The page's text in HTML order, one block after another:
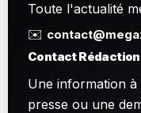
Toute l'actualité
✉️
Contact Rédaction
Une information
presse ou une